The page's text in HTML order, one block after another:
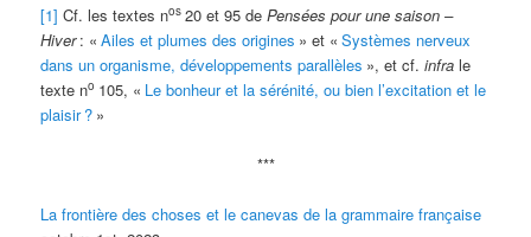
[1] Cf. les textes nos 20 et 95 dePensées pour une saison –
Hiver : « Ailes et plumes des origines » et « Systèmes nerveux
dans un organisme, développements parallèles », et cf.infra le
texte no 105, « Le bonheur et la sérénité, ou bien l’excitation et le
plaisir ? »
***
La frontière des choses et le canevas de la grammaire française